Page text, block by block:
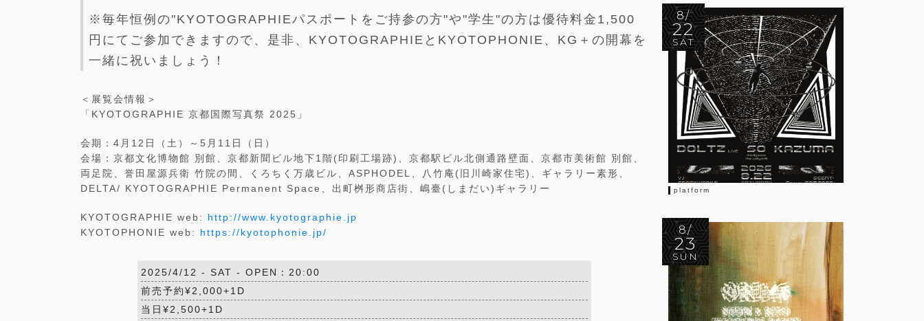
※毎年恒例の"KYOTOGRAPHIEパスポートをご持参の方"や"学生"の方は優待料金1,500
円にてご参加できますので、是非、KYOTOGRAPHIEとKYOTOPHONIE、KG＋の開幕を
一緒に祝いましょう！
＜展覧会情報＞
「KYOTOGRAPHIE 京都国際写真祭 2025」
会期：4月12日（土）～5月11日（日）
会場：京都文化博物館 別館、京都新聞ビル地下1階(印刷工場跡)、京都駅ビル北側通路壁面、京都市美術館 別館、
両足院、誉田屋源兵衛 竹院の間、くろちく万歳ビル、ASPHODEL、八竹庵(旧川崎家住宅)、ギャラリー素形、
DELTA/ KYOTOGRAPHIE Permanent Space、出町桝形商店街、嶋臺(しまだい)ギャラリー
KYOTOGRAPHIE web: http://www.kyotographie.jp
KYOTOPHONIE web: https://kyotophonie.jp/
2025/4/12 - SAT - OPEN：20:00
前売予約¥2,000+1D
当日¥2,500+1D
8/
22
SAT
platform
8/
23
SUN